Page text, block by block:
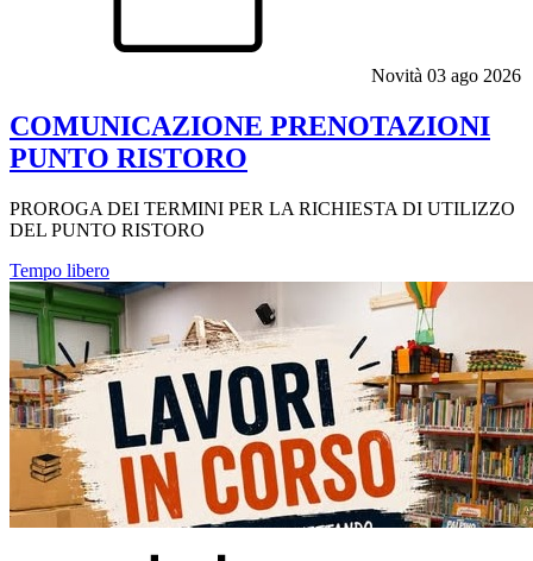
Novità 03 ago 2026
COMUNICAZIONE PRENOTAZIONI
PUNTO RISTORO
PROROGA DEI TERMINI PER LA RICHIESTA DI UTILIZZO
DEL PUNTO RISTORO
Tempo libero